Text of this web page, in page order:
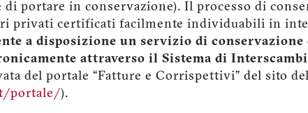
portare in conservazione). Il processo di
privati certificati facilmente individuabili in
a disposizione un servizio di
attraverso il Sistema di
del portale “Fatture e Corrispettivi” del sito
portale/).